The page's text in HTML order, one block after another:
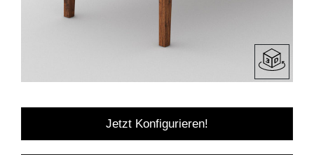
Jetzt Konfigurieren!